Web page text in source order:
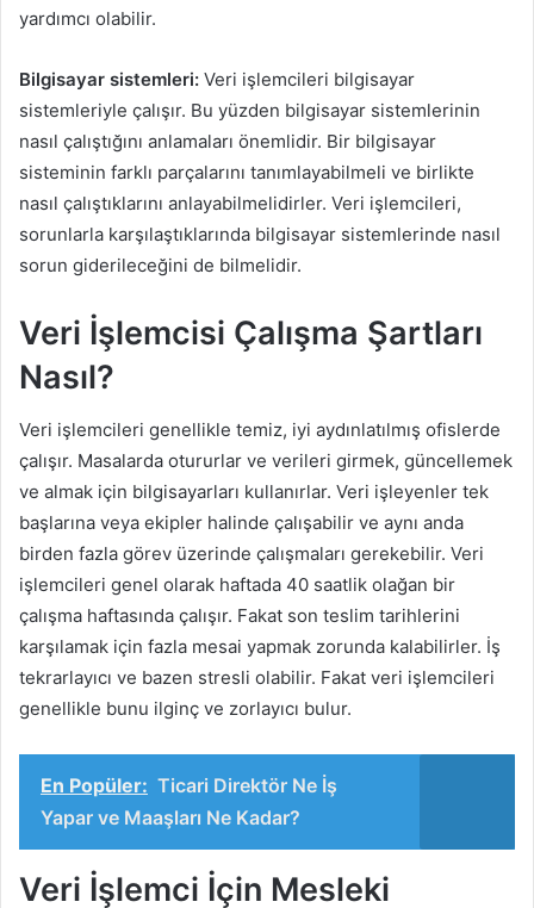
yardımcı olabilir.
Bilgisayar sistemleri: Veri işlemcileri bilgisayar
sistemleriyle çalışır. Bu yüzden bilgisayar sistemlerinin
nasıl çalıştığını anlamaları önemlidir. Bir bilgisayar
sisteminin farklı parçalarını tanımlayabilmeli ve birlikte
nasıl çalıştıklarını anlayabilmelidirler. Veri işlemcileri,
sorunlarla karşılaştıklarında bilgisayar sistemlerinde nasıl
sorun giderileceğini de bilmelidir.
Veri İşlemcisi Çalışma Şartları
Nasıl?
Veri işlemcileri genellikle temiz, iyi aydınlatılmış ofislerde
çalışır. Masalarda otururlar ve verileri girmek, güncellemek
ve almak için bilgisayarları kullanırlar. Veri işleyenler tek
başlarına veya ekipler halinde çalışabilir ve aynı anda
birden fazla görev üzerinde çalışmaları gerekebilir. Veri
işlemcileri genel olarak haftada 40 saatlik olağan bir
çalışma haftasında çalışır. Fakat son teslim tarihlerini
karşılamak için fazla mesai yapmak zorunda kalabilirler. İş
tekrarlayıcı ve bazen stresli olabilir. Fakat veri işlemcileri
genellikle bunu ilginç ve zorlayıcı bulur.
En Popüler: Ticari Direktör Ne İş
Yapar ve Maaşları Ne Kadar?
Veri İşlemci İçin Mesleki